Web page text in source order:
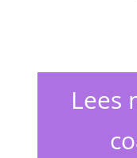
Lees